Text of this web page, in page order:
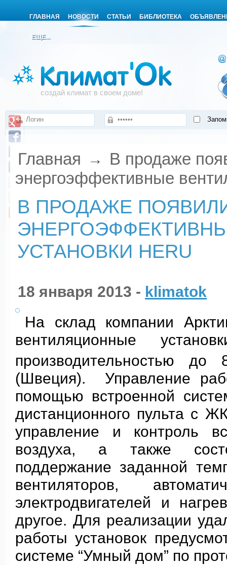
ГЛАВНАЯ НОВОСТИ СТАТЬИ БИБЛИОТЕКА
ЕЩЕ...
создай климат в своем доме!
Главная →
В продаже
энергоэффективные
В ПРОДАЖЕ
УСТАНОВКИ HERU
18 января 2013 - klimatok
На склад компании
вентиляционные
производительностью
(Швеция). Управление
помощью встроенной
дистанционного пульта с
управление и контроль
воздуха, а также
поддержание заданной
вентиляторов,
электродвигателей и
другое. Для реализации
работы установок
системе “Умный дом” по